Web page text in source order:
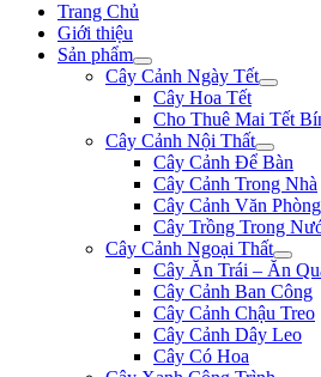
Trang Chủ
Giới thiệu
Sản phẩm
Cây Cảnh Ngày Tết
Cây Hoa Tết
Cho Thuê Mai Tết
Cây Cảnh Nội Thất
Cây Cảnh Để Bàn
Cây Cảnh Trong Nhà
Cây Cảnh Văn Phòng
Cây Trồng Trong
Cây Cảnh Ngoại Thất
Cây Ăn Trái – Ăn
Cây Cảnh Ban Công
Cây Cảnh Chậu Treo
Cây Cảnh Dây Leo
Cây Có Hoa